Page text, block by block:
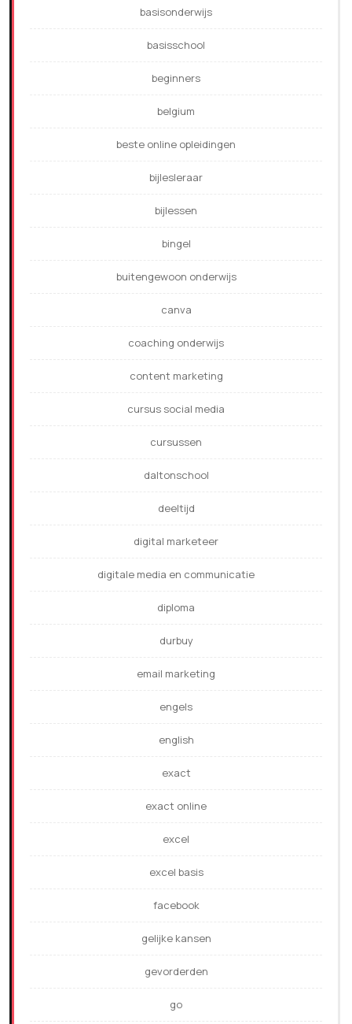
basisonderwijs
basisschool
beginners
belgium
beste online opleidingen
bijlesleraar
bijlessen
bingel
buitengewoon onderwijs
canva
coaching onderwijs
content marketing
cursus social media
cursussen
daltonschool
deeltijd
digital marketeer
digitale media en communicatie
diploma
durbuy
email marketing
engels
english
exact
exact online
excel
excel basis
facebook
gelijke kansen
gevorderden
go